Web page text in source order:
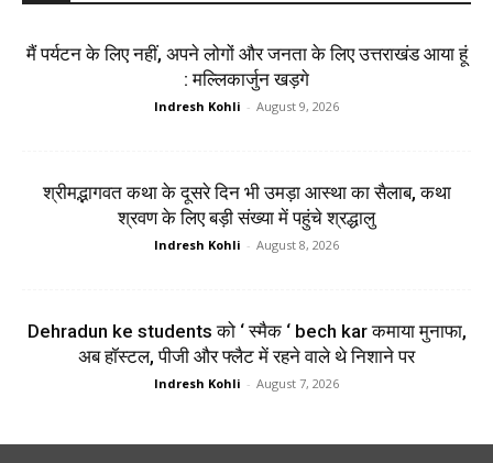
मैं पर्यटन के लिए नहीं, अपने लोगों और जनता के लिए उत्तराखंड आया हूं
: मल्लिकार्जुन खड़गे
Indresh Kohli - August 9, 2026
श्रीमद्भागवत कथा के दूसरे दिन भी उमड़ा आस्था का सैलाब, कथा
श्रवण के लिए बड़ी संख्या में पहुंचे श्रद्धालु
Indresh Kohli - August 8, 2026
Dehradun ke students को ‘ स्मैक ‘ bech kar कमाया मुनाफा,
अब हॉस्टल, पीजी और फ्लैट में रहने वाले थे निशाने पर
Indresh Kohli - August 7, 2026